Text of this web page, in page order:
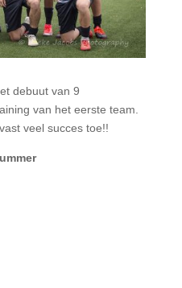
debuut van 9
van het eerste team.
veel succes toe!!